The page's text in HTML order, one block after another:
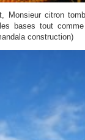
Monsieur citron
bases tout
construction)